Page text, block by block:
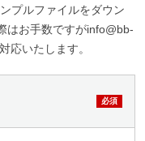
プルファイルをダウン
はお手数ですがinfo@bb-
応いたします。